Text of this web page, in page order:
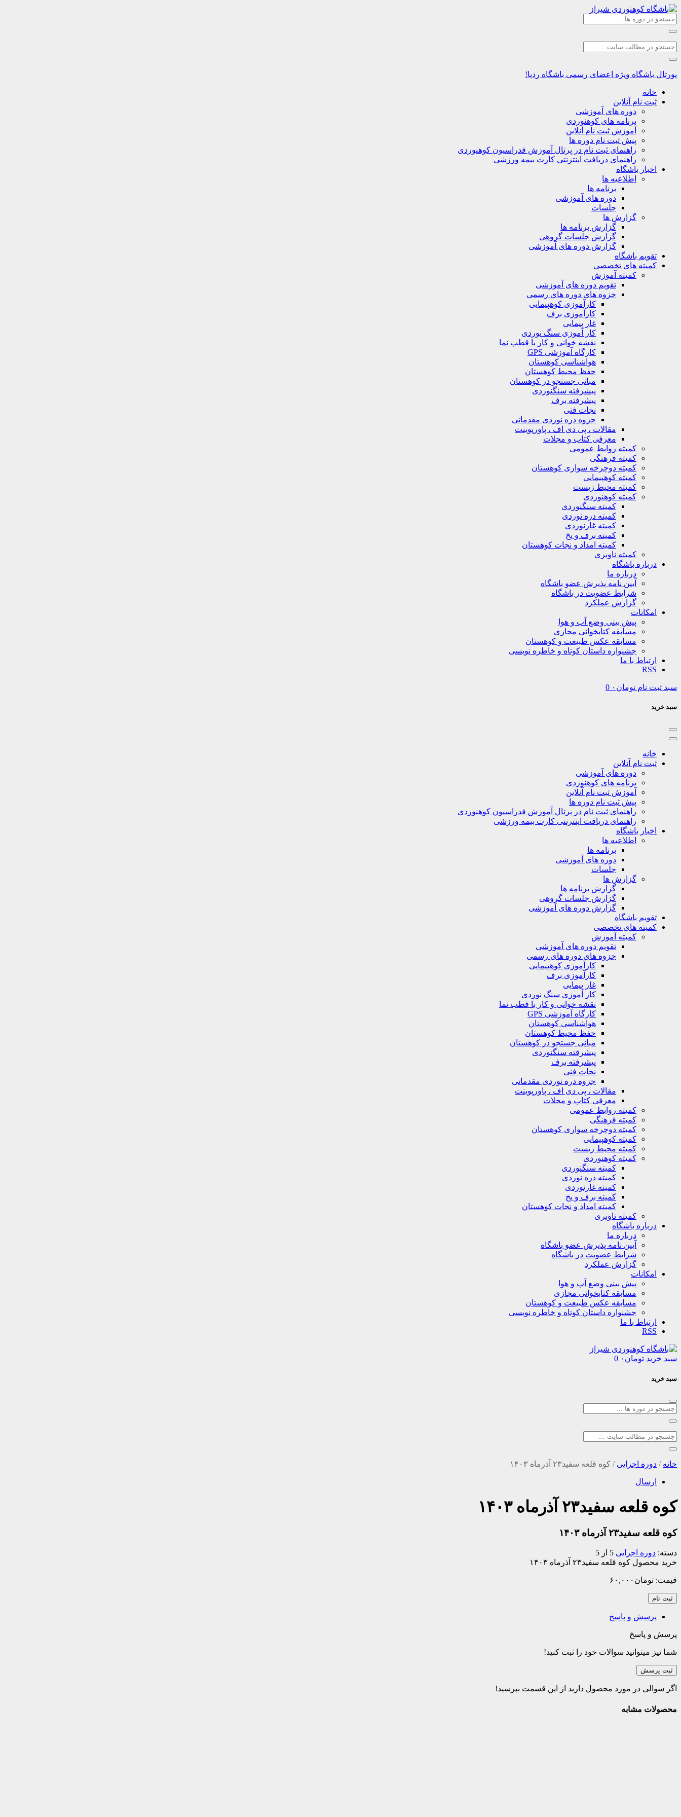
پورتال باشگاه ویژه اعضای رسمی باشگاه ردپا!
خانه
ثبت نام آنلاین
دوره های آموزشی
برنامه های کوهنوردی
آموزش ثبت نام آنلاین
پیش ثبت نام دوره ها
راهنمای ثبت نام در پرتال آموزش فدراسیون کوهنوردی
راهنمای دریافت اینترنتی کارت بیمه ورزشی
اخبار باشگاه
اطلاعیه ها
برنامه ها
دوره های آموزشی
جلسات
گزارش ها
گزارش برنامه ها
گزارش جلسات گروهی
گزارش دوره های آموزشی
تقویم باشگاه
کمیته های تخصصی
کمیته آموزش
تقویم دوره های آموزشی
جزوه های دوره های رسمی
کارآموزی کوهپیمایی
کارآموزی برف
غار پیمایی
کار آموزی سنگ نوردی
نقشه خوانی و کار با قطب نما
کارگاه آموزشی GPS
هواشناسی کوهستان
حفظ محیط کوهستان
مبانی جستجو در کوهستان
پیشرفته سنگنوردی
پیشرفته برف
نجات فنی
جزوه دره نوردی مقدماتی
مقالات ، پی دی اف ، پاورپوینت
معرفی کتاب و مجلات
کمیته روابط عمومی
کمیته فرهنگی
کمیته دوچرخه سواری کوهستان
کمیته کوهپیمایی
کمیته محیط زیست
کمیته کوهنوردی
کمیته سنگنوردی
کمیته دره نوردی
کمیته غارنوردی
کمیته برف و یخ
کمیته امداد و نجات کوهستان
کمیته ناوبری
درباره باشگاه
درباره ما
آیین نامه پذیرش عضو باشگاه
شرایط عضویت در باشگاه
گزارش عملکرد
امکانات
پیش بینی وضع آب و هوا
مسابقه کتابخوانی مجازی
مسابقه عکس طبیعت و کوهستان
جشنواره داستان کوتاه و خاطره نویسی
ارتباط با ما
RSS
سبد ثبت نام تومان ۰ 0
سبد خرید
خانه
ثبت نام آنلاین
دوره های آموزشی
برنامه های کوهنوردی
آموزش ثبت نام آنلاین
پیش ثبت نام دوره ها
راهنمای ثبت نام در پرتال آموزش فدراسیون کوهنوردی
راهنمای دریافت اینترنتی کارت بیمه ورزشی
اخبار باشگاه
اطلاعیه ها
برنامه ها
دوره های آموزشی
جلسات
گزارش ها
گزارش برنامه ها
گزارش جلسات گروهی
گزارش دوره های آموزشی
تقویم باشگاه
کمیته های تخصصی
کمیته آموزش
تقویم دوره های آموزشی
جزوه های دوره های رسمی
کارآموزی کوهپیمایی
کارآموزی برف
غار پیمایی
کار آموزی سنگ نوردی
نقشه خوانی و کار با قطب نما
کارگاه آموزشی GPS
هواشناسی کوهستان
حفظ محیط کوهستان
مبانی جستجو در کوهستان
پیشرفته سنگنوردی
پیشرفته برف
نجات فنی
جزوه دره نوردی مقدماتی
مقالات ، پی دی اف ، پاورپوینت
معرفی کتاب و مجلات
کمیته روابط عمومی
کمیته فرهنگی
کمیته دوچرخه سواری کوهستان
کمیته کوهپیمایی
کمیته محیط زیست
کمیته کوهنوردی
کمیته سنگنوردی
کمیته دره نوردی
کمیته غارنوردی
کمیته برف و یخ
کمیته امداد و نجات کوهستان
کمیته ناوبری
درباره باشگاه
درباره ما
آیین نامه پذیرش عضو باشگاه
شرایط عضویت در باشگاه
گزارش عملکرد
امکانات
پیش بینی وضع آب و هوا
مسابقه کتابخوانی مجازی
مسابقه عکس طبیعت و کوهستان
جشنواره داستان کوتاه و خاطره نویسی
ارتباط با ما
RSS
سبد خرید تومان ۰ 0
سبد خرید
خانه / دوره اجرایی / کوه قلعه سفید۲۳ آذرماه ۱۴۰۳
ارسال
کوه قلعه سفید۲۳ آذرماه ۱۴۰۳
کوه قلعه سفید۲۳ آذرماه ۱۴۰۳
دسته: دوره اجرایی 5 از 5
خرید محصول کوه قلعه سفید۲۳ آذرماه ۱۴۰۳
قیمت: تومان ۶۰,۰۰۰
ثبت نام
پرسش و پاسخ
پرسش و پاسخ
شما نیز میتوانید سوالات خود را ثبت کنید!
ثبت پرسش
اگر سوالی در مورد محصول دارید از این قسمت بپرسید!
محصولات مشابه